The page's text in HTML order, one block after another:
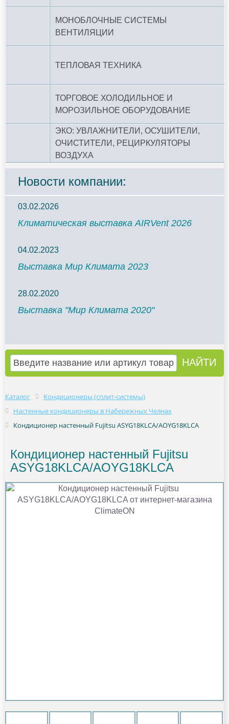
МОНОБЛОЧНЫЕ СИСТЕМЫ
ВЕНТИЛЯЦИИ
ТЕПЛОВАЯ ТЕХНИКА
ТОРГОВОЕ ХОЛОДИЛЬНОЕ И
МОРОЗИЛЬНОЕ ОБОРУДОВАНИЕ
ЭКО: УВЛАЖНИТЕЛИ, ОСУШИТЕЛИ,
ОЧИСТИТЕЛИ, РЕЦИРКУЛЯТОРЫ
ВОЗДУХА
Новости компании:
03.02.2026
Климатическая выставка AIRVent 2026
04.02.2023
Выставка Мир Климата 2023
28.02.2020
Выставка "Мир Климата 2020"
Каталог
Кондиционеры (сплит-системы)
Настенные кондиционеры в Набережных Челнах
Кондиционер настенный Fujitsu ASYG18KLCA/AOYG18KLCA
Кондиционер настенный Fujitsu
ASYG18KLCA/AOYG18KLCA